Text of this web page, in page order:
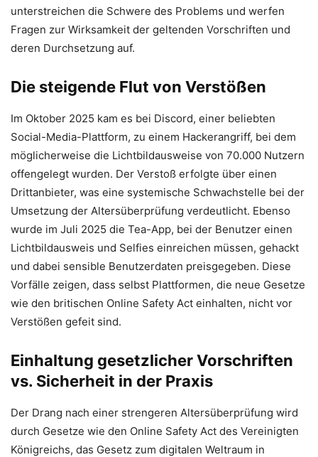
unterstreichen die Schwere des Problems und werfen
Fragen zur Wirksamkeit der geltenden Vorschriften und
deren Durchsetzung auf.
Die steigende Flut von Verstößen
Im Oktober 2025 kam es bei Discord, einer beliebten
Social-Media-Plattform, zu einem Hackerangriff, bei dem
möglicherweise die Lichtbildausweise von 70.000 Nutzern
offengelegt wurden. Der Verstoß erfolgte über einen
Drittanbieter, was eine systemische Schwachstelle bei der
Umsetzung der Altersüberprüfung verdeutlicht. Ebenso
wurde im Juli 2025 die Tea-App, bei der Benutzer einen
Lichtbildausweis und Selfies einreichen müssen, gehackt
und dabei sensible Benutzerdaten preisgegeben. Diese
Vorfälle zeigen, dass selbst Plattformen, die neue Gesetze
wie den britischen Online Safety Act einhalten, nicht vor
Verstößen gefeit sind.
Einhaltung gesetzlicher Vorschriften
vs. Sicherheit in der Praxis
Der Drang nach einer strengeren Altersüberprüfung wird
durch Gesetze wie den Online Safety Act des Vereinigten
Königreichs, das Gesetz zum digitalen Weltraum in